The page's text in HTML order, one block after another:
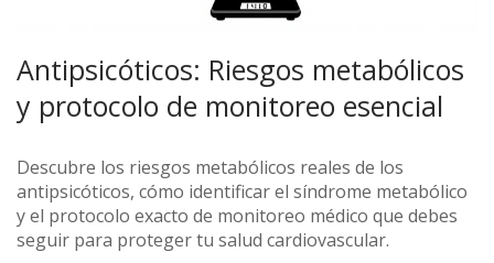
Antipsicóticos: Riesgos metabólicos
y protocolo de monitoreo esencial
Descubre los riesgos metabólicos reales de los
antipsicóticos, cómo identificar el síndrome metabólico
y el protocolo exacto de monitoreo médico que debes
seguir para proteger tu salud cardiovascular.